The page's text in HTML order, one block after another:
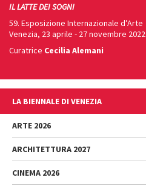
IL LATTE DEI SOGNI
59. Esposizione Internazionale d’Arte
Venezia, 23 aprile - 27 novembre 2022
Curatrice Cecilia Alemani
LA BIENNALE DI VENEZIA
L'Istituzione
Cariche istituzionali
Storia
Luoghi
ARTE 2026
Esposizione
Intervento di Pietrangelo Buttafuoco
ARCHITETTURA 2027
Mostra
CINEMA 2026